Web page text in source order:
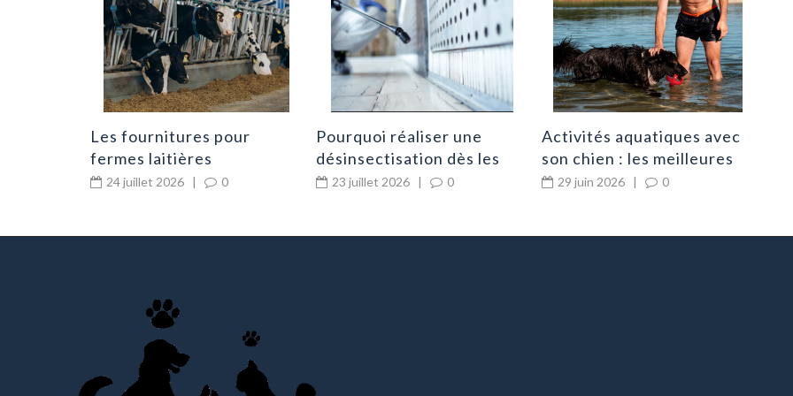
Les fournitures pour
fermes laitières
indispensables au
24 juillet 2026 | 0
Pourquoi réaliser une
désinsectisation dès les
premiers signes
23 juillet 2026 | 0
Activités aquatiques avec
son chien : les meilleures
idées pour s’amuser en
29 juin 2026 | 0